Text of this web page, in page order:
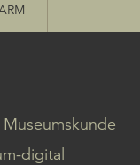
Museumskunde
digital